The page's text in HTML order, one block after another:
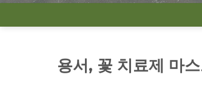
용서, 꽃 치료제 마